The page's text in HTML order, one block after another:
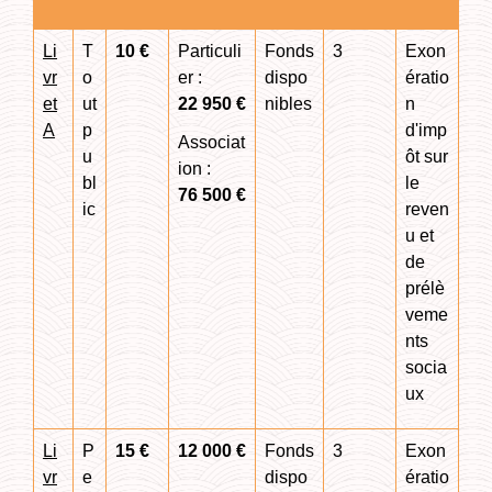
Li
vr
et
A
T
o
ut
p
u
bl
ic
10 €
Particuli
er :
22 950 €
Associat
ion :
76 500 €
Fonds
dispo
nibles
3
Exon
ératio
n
d'imp
ôt sur
le
reven
u et
de
prélè
veme
nts
socia
ux
Li
vr
P
e
15 € 12 000 €
Fonds
dispo
3
Exon
ératio